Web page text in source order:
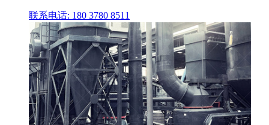
联系电话: 180 3780 8511